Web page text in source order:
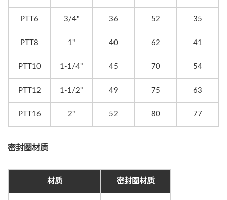
PTT6 3/4" 36 52 35
PTT8 1" 40 62 41
PTT10 1-1/4" 45 70 54
PTT12 1-1/2" 49 75 63
PTT16 2" 52 80 77
密封圈材质
材质 密封圈材质